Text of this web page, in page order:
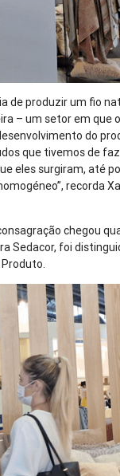
de produzir um fio
– um setor em que
do
que tivemos de
eles surgiram, até
recorda
chegou
Sedacor, foi